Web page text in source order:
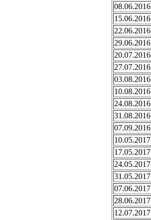
08.06.2016
15.06.2016
22.06.2016
29.06.2016
20.07.2016
27.07.2016
03.08.2016
10.08.2016
24.08.2016
31.08.2016
07.09.2016
10.05.2017
17.05.2017
24.05.2017
31.05.2017
07.06.2017
28.06.2017
12.07.2017